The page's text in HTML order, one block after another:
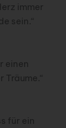
immer
sein.“
einen
Träume.“
für ein